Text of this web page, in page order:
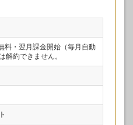
・翌月課金開始（毎月自動
約できません。